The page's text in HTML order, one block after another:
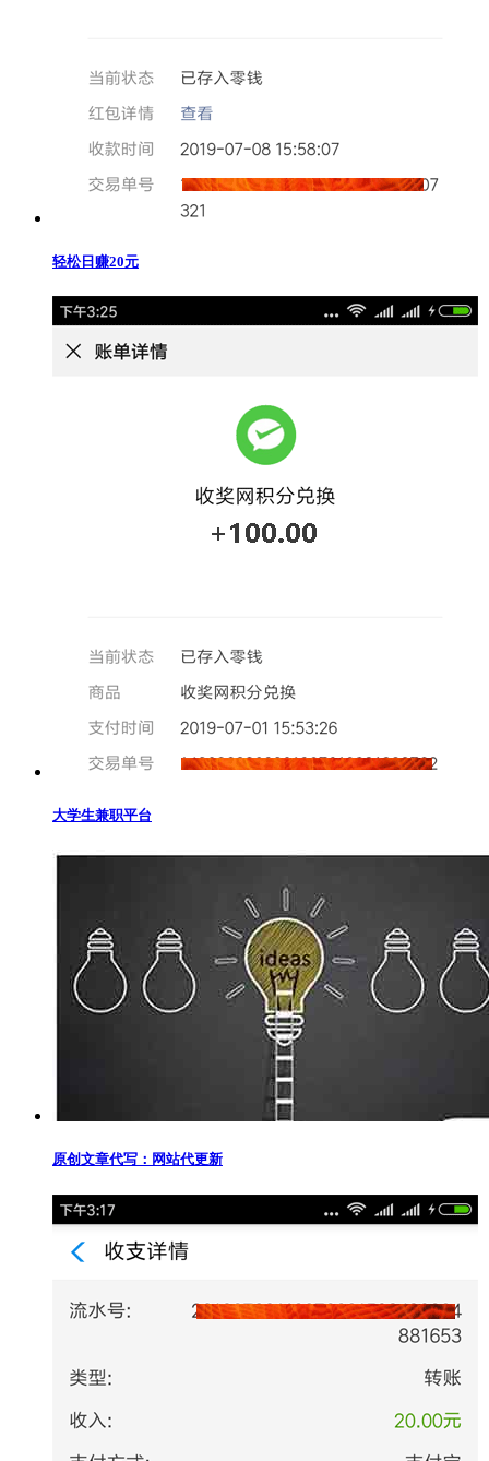
轻松日赚20元
大学生兼职平台
原创文章代写：网站代更新